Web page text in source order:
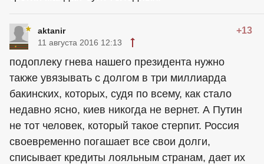
aktanir +13
11 августа 2016 12:13
подоплеку гнева нашего президента нужно
также увязывать с долгом в три миллиарда
бакинских, которых, судя по всему, как стало
недавно ясно, киев никогда не вернет. А Путин
не тот человек, который такое стерпит. Россия
своевременно погашает все свои долги,
списывает кредиты лояльным странам, дает их